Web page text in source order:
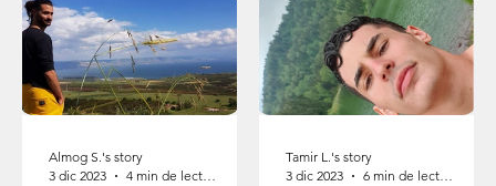
Almog S.'s story
3 dic 2023
4 min de lectura
Tamir L.'s story
3 dic 2023
6 min de lectura